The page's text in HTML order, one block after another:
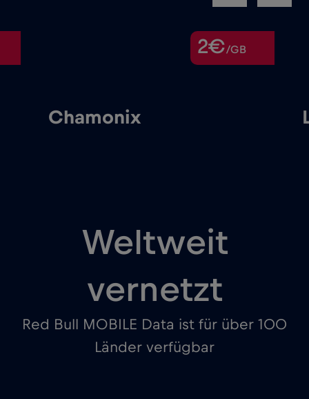
2€/GB
Chamonix
Weltweit
vernetzt
Red Bull MOBILE Data ist für über 100
Länder verfügbar